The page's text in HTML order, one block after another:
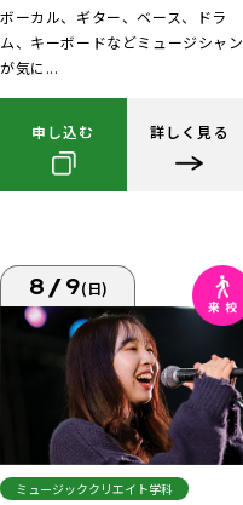
ボーカル、ギター、ベース、ドラ
ム、キーボードなどミュージシャン
が気に...
申し込む 詳しく見る
8/9(日)
ミュージッククリエイト学科